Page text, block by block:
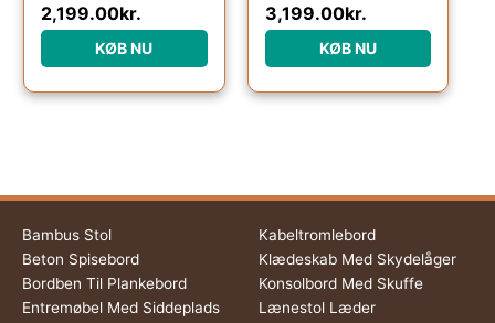
2,199.00kr.
KØB NU
3,199.00kr.
KØB NU
Bambus Stol
Beton Spisebord
Bordben Til Plankebord
Entremøbel Med Siddeplads
Kabeltromlebord
Klædeskab Med Skydelåger
Konsolbord Med Skuffe
Lænestol Læder